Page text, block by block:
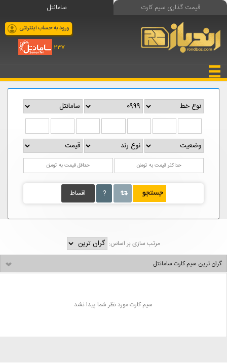
قیمت گذاری سیم کارت سامانتل
ورود به حساب اینترنتی
237
اقساط ?
مرتب سازی بر اساس:
گران ترین سیم کارت سامانتل
سیم کارت مورد نظر شما پیدا نشد